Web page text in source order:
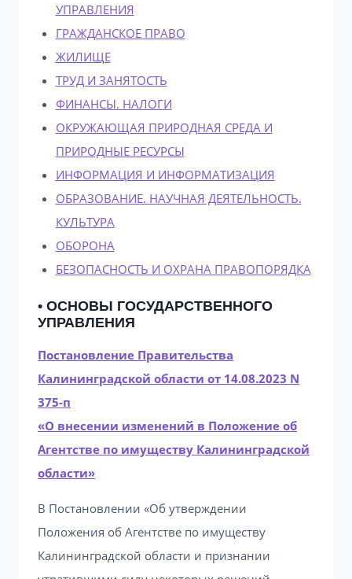
УПРАВЛЕНИЯ
ГРАЖДАНСКОЕ ПРАВО
ЖИЛИЩЕ
ТРУД И ЗАНЯТОСТЬ
ФИНАНСЫ. НАЛОГИ
ОКРУЖАЮЩАЯ ПРИРОДНАЯ СРЕДА И
ПРИРОДНЫЕ РЕСУРСЫ
ИНФОРМАЦИЯ И ИНФОРМАТИЗАЦИЯ
ОБРАЗОВАНИЕ. НАУЧНАЯ ДЕЯТЕЛЬНОСТЬ.
КУЛЬТУРА
ОБОРОНА
БЕЗОПАСНОСТЬ И ОХРАНА ПРАВОПОРЯДКА
• ОСНОВЫ ГОСУДАРСТВЕННОГО
УПРАВЛЕНИЯ
Постановление Правительства
Калининградской области от 14.08.2023 N
375-п
«О внесении изменений в Положение об
Агентстве по имуществу Калининградской
области»
В Постановлении «Об утверждении
Положения об Агентстве по имуществу
Калининградской области и признании